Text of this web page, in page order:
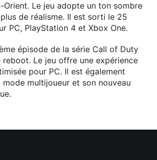
Orient. Le jeu adopte un ton sombre
de réalisme. Il est sorti le 25
PC, PlayStation 4 et Xbox One.
épisode de la série Call of Duty
Le jeu offre une expérience
pour PC. Il est également
multijoueur et son nouveau